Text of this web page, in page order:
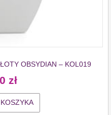
OBSYDIAN – KOL019
zł